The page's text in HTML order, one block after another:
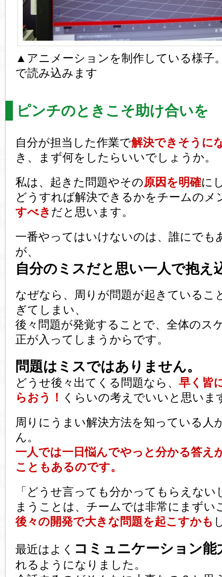
▲アニメーションを制作している様子
で読み込みます
ピンチのときこそ助け合いを
自分が担当した作業で解決できそうに
き、まず何をしたらいいでしょうか。
私は、起きた問題やその原因を明確に
どうすれば解決できるかをチームのメ
すべき だと思います。
一番やってはいけないのは、誰にでも
が、
自分のミスだと思い一人で抱え
なぜなら、周りが問題が起きているこ
ぎてしまい、
後々問題が発覚することで、全体のス
正が入ってしまうからです。
問題はミスではありません。
どうせ後々出てくる問題なら、 早く皆
らおう！ くらいの考えでいいと思いま
周りにうまい解決方法を知っている人
ん。
一人では一日悩んでやっと分かる答え
こともあるのです。
「どうせ言っても分かってもらえな
まうことは、チームでは非常にまずい
後々の開発で大きな問題を起こすかも
最近はよく コミュニケーション能
れるようになりました。